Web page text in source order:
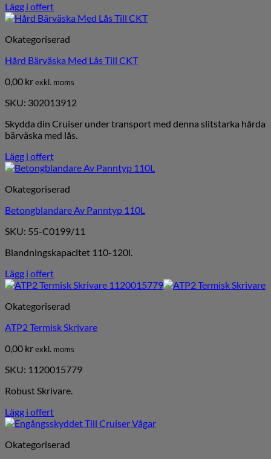
Lägg i offert
Okategoriserad
Hård Bärväska Med Lås Till CKT
0,00 krexkl. moms
SKU: 302013912
Skydda din Cruiser under transport med denna slitstarka hårda
bärväska med lås.
Lägg i offert
Okategoriserad
Betongblandare Av Panntyp 110L
SKU: 55-C0199/11
Blandningskapacitet 110-120l.
Lägg i offert
Okategoriserad
ATP2 Termisk Skrivare
0,00 krexkl. moms
SKU: 1120015779
Robust Skrivare.
Lägg i offert
Okategoriserad